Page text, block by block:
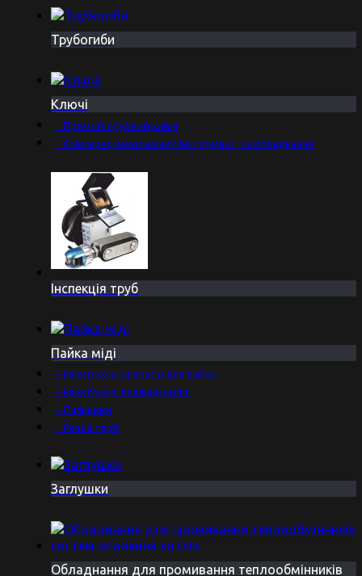
Трубогиби
Ключі
– Прямий трубний ключ
– Слюсарно-монтажний інструмент та обладнання
Інспекція труб
Пайка міді
– Електричні апарати для пайки
– Електричні паяльні щипці
– Пальники
– Резка труб
Заглушки
Обладнання для промивання теплообмінників